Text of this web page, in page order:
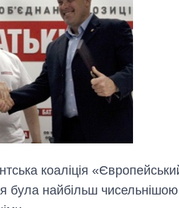
коаліція
була найбільш чисельнішою